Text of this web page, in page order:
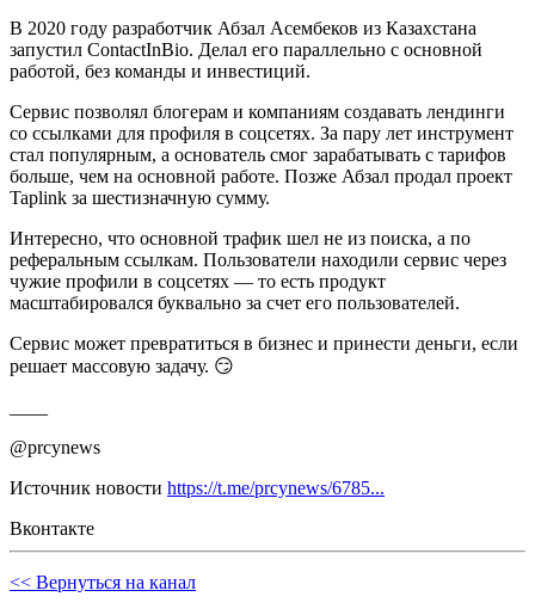
В 2020 году разработчик Абзал Асембеков из Казахстана
запустил ContactInBio. Делал его параллельно с основной
работой, без команды и инвестиций.
Сервис позволял блогерам и компаниям создавать лендинги
со ссылками для профиля в соцсетях. За пару лет инструмент
стал популярным, а основатель смог зарабатывать с тарифов
больше, чем на основной работе. Позже Абзал продал проект
Taplink за шестизначную сумму.
Интересно, что основной трафик шел не из поиска, а по
реферальным ссылкам. Пользователи находили сервис через
чужие профили в соцсетях — то есть продукт
масштабировался буквально за счет его пользователей.
Сервис может превратиться в бизнес и принести деньги, если
решает массовую задачу. 😏
@prcynews
Источник новости https://t.me/prcynews/6785...
Вконтакте
<< Вернуться на канал